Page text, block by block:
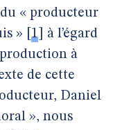
« producteur
»
1
à l’égard
à
de cette
Daniel
», nous